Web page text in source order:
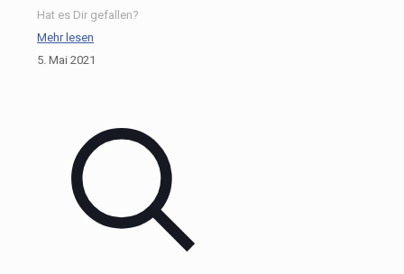
Hat es Dir gefallen?
Mehr lesen
5. Mai 2021